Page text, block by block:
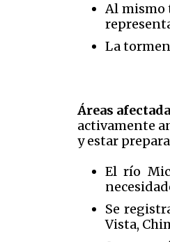
Al mismo
La
Áreas
activamente
y estar
El río
Se
Vista,